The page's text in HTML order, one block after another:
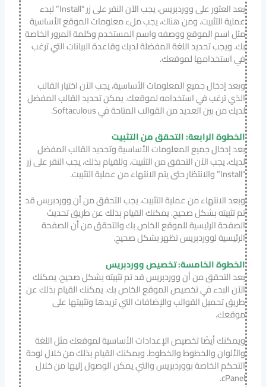
بعد العثور على ووردبريس، يجب الآن النقر على زر “Install” لبدء
عملية التثبيت. ومن هناك، يجب ملء معلومات الموقع الأساسية
مثل اسم الموقع ووصفه واسم المستخدم وكلمة المرور الخاصة
بك. ويجب تحديد اللغة المفضلة لديك وقاعدة البيانات التي ترغب
في استخدامها لموقعك.
وبعد إدخال جميع المعلومات الأساسية، يجب الآن اختيار القالب
الذي ترغب في استخدامه لموقعك. يمكن تحديد القالب المفضل
لديك من بين العديد من القوالب المتاحة في Softaculous.
الخطوة الرابعة: التحقق من التثبيت
بعد إدخال جميع المعلومات الأساسية وتحديد القالب المفضل
لديك، يجب الآن التحقق من التثبيت. وللقيام بذلك، يجب النقر على زر
“Install” والانتظار حتى يتم الانتهاء من عملية التثبيت.
وبعد الانتهاء من عملية التثبيت، يجب التحقق من أن ووردبريس قد
تم تثبيته بشكل صحيح. يمكنك القيام بذلك عن طريق تحديث
الصفحة الرئيسية للموقع الخاص بك والتحقق من أن الصفحة
الرئيسية لووردبريس تظهر بشكل صحيح.
الخطوة الخامسة: تخصيص ووردبريس
بعد التحقق من أن ووردبريس قد تم تثبيته بشكل صحيح، يمكنك
الآن البدء في تخصيص الموقع الخاص بك. يمكنك القيام بذلك عن
طريق تحميل القوالب والإضافات التي تريدها وتثبيتها على
موقعك.
ويمكنك أيضًا تخصيص الإعدادات الأساسية لموقعك مثل اللغة
والألوان والخطوط والخطوط. ويمكنك القيام بذلك من خلال لوحة
التحكم الخاصة بووردبريس والتي يمكن الوصول إليها من خلال
cPanel.